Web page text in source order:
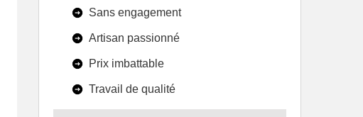
Sans engagement
Artisan passionné
Prix imbattable
Travail de qualité